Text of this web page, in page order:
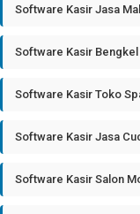
Software Kasir Jasa
Software Kasir Bengkel
Software Kasir Toko
Software Kasir Jasa
Software Kasir Salon